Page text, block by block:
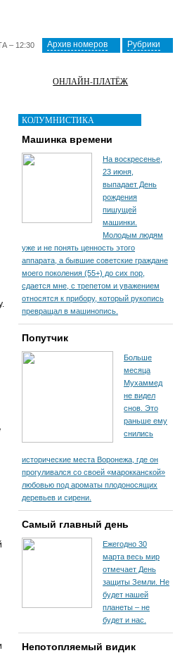
– 12:30 Архив номеров Рубрики
ОНЛАЙН-ПЛАТЁЖ
КОЛУМНИСТИКА
Машинка времени
На воскресенье,
23 июня,
выпадает День
рождения
пишущей
машинки.
Молодым людям
уже и не понять ценность этого
аппарата, а бывшие советские граждане
моего поколения (55+) до сих пор,
сдается мне, с трепетом и уважением
относятся к прибору, который рукопись
превращал в машинопись.
Попутчик
Больше
месяца
Мухаммед
не видел
снов. Это
раньше ему
снились
исторические места Воронежа, где он
прогуливался со своей «марокканской»
любовью под ароматы плодоносящих
деревьев и сирени.
Самый главный день
Ежегодно 30
марта весь мир
отмечает День
защиты Земли. Не
будет нашей
планеты – не
будет и нас.
Непотопляемый видик